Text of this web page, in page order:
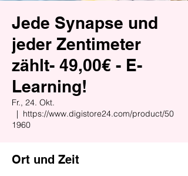
Jede Synapse und
jeder Zentimeter
zählt- 49,00€ - E-
Learning!
Fr., 24. Okt.
  |
https://www.digistore24.com/product/50
1960
Ort und Zeit